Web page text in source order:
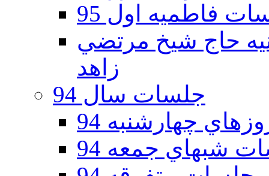
فاطمیه اول 95
دوم 95 - حسينيه حاج شيخ مرتضي
زاهد
جلسات سال 94
چهارشنبه 94
شبهاي جمعه 94